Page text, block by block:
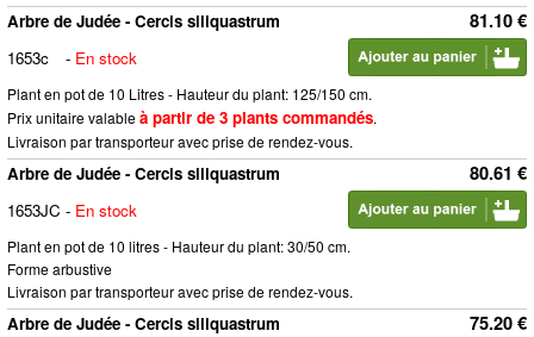
81.10 €
Arbre de Judée - Cercis siliquastrum
1653c
- En stock
Plant en pot de 10 Litres - Hauteur du plant: 125/150 cm.
Prix unitaire valableà partir de 3 plants commandés.
Livraison par transporteur avec prise de rendez-vous.
80.61 €
Arbre de Judée - Cercis siliquastrum
1653JC - En stock
Plant en pot de 10 litres - Hauteur du plant: 30/50 cm.
Forme arbustive
Livraison par transporteur avec prise de rendez-vous.
75.20 €
Arbre de Judée - Cercis siliquastrum